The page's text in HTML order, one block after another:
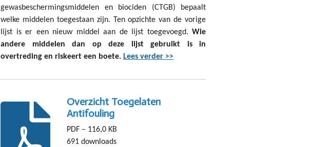
gewasbeschermingsmiddelen en biociden (CTGB) bepaalt
welke middelen toegestaan zijn. Ten opzichte van de vorige
lijst is er een nieuw middel aan de lijst toegevoegd. Wie
andere middelen dan op deze lijst gebruikt is in
overtreding en riskeert een boete. Lees verder >>
Overzicht Toegelaten
Antifouling
PDF – 116,0 KB
691 downloads